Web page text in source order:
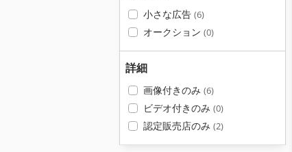
小さな広告 (6)
オークション (0)
詳細
画像付きのみ (6)
ビデオ付きのみ (0)
認定販売店のみ (2)